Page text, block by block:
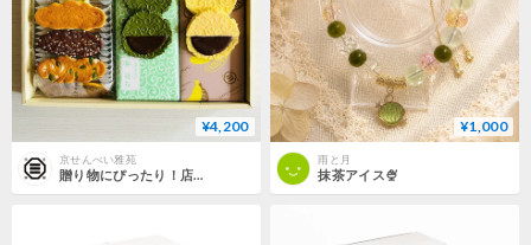
¥4,200
京せんべい雅苑
¥1,000
雨と月
抹茶アイス🍨